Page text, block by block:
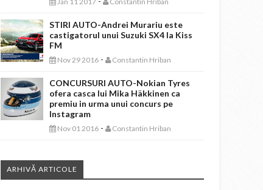
STIRI AUTO-Andrei Murariu este
castigatorul unui Suzuki SX4 la Kiss
FM
Nov 29 2016 - Constantin Hriban
CONCURSURI AUTO-Nokian Tyres
ofera casca lui Mika Häkkinen ca
premiu in urma unui concurs pe
Instagram
Nov 01 2016 - Constantin Hriban
ARHIVĂ ARTICOLE